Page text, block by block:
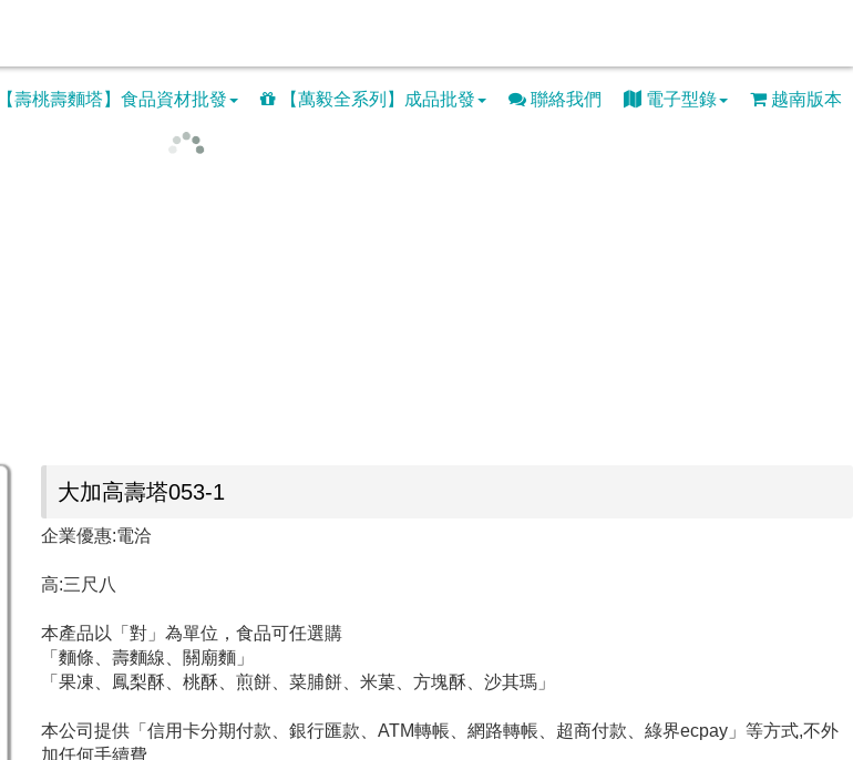
【壽桃壽麵塔】食品資材批發 【萬毅全系列】成品批發 聯絡我們 電子型錄 越南版本
大加高壽塔053-1
企業優惠:電洽
高:三尺八
本產品以「對」為單位，食品可任選購
「麵條、壽麵線、關廟麵」
「果凍、鳳梨酥、桃酥、煎餅、菜脯餅、米菓、方塊酥、沙其瑪」
本公司提供「信用卡分期付款、銀行匯款、ATM轉帳、網路轉帳、超商付款、綠界ecpay」等方式,不外
加任何手續費